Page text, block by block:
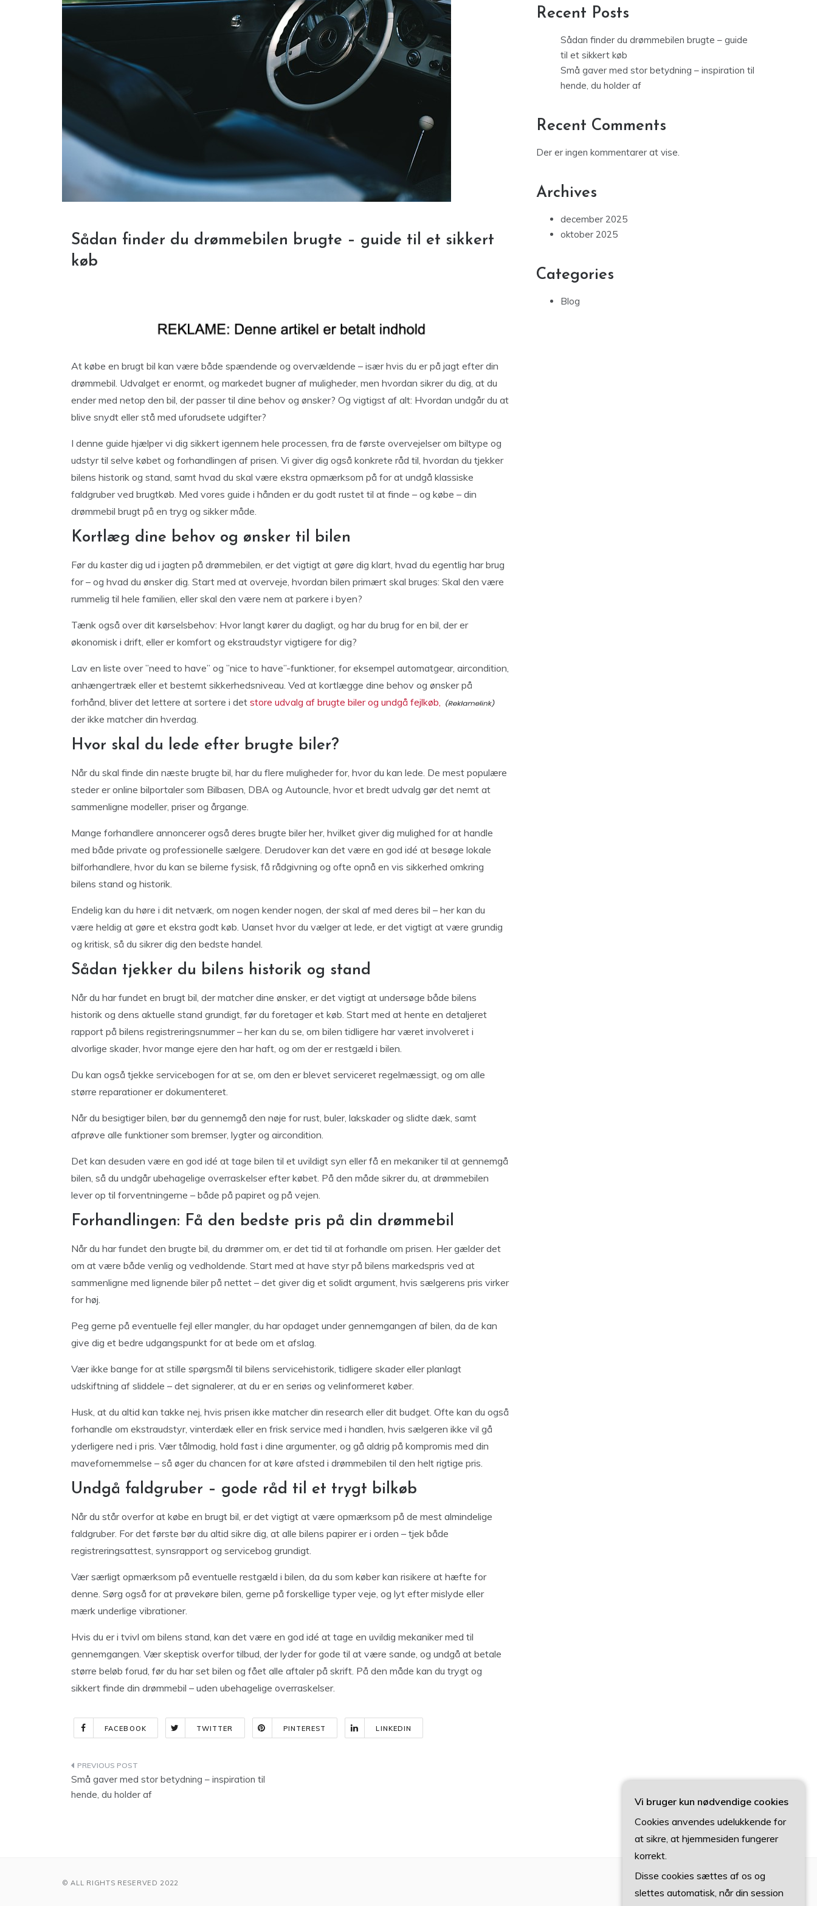
Sådan finder du drømmebilen brugte – guide til et sikkert
køb
At købe en brugt bil kan være både spændende og overvældende – især hvis du er på jagt efter din
drømmebil. Udvalget er enormt, og markedet bugner af muligheder, men hvordan sikrer du dig, at du
ender med netop den bil, der passer til dine behov og ønsker? Og vigtigst af alt: Hvordan undgår du at
blive snydt eller stå med uforudsete udgifter?
I denne guide hjælper vi dig sikkert igennem hele processen, fra de første overvejelser om biltype og
udstyr til selve købet og forhandlingen af prisen. Vi giver dig også konkrete råd til, hvordan du tjekker
bilens historik og stand, samt hvad du skal være ekstra opmærksom på for at undgå klassiske
faldgruber ved brugtkøb. Med vores guide i hånden er du godt rustet til at finde – og købe – din
drømmebil brugt på en tryg og sikker måde.
Kortlæg dine behov og ønsker til bilen
Før du kaster dig ud i jagten på drømmebilen, er det vigtigt at gøre dig klart, hvad du egentlig har brug
for – og hvad du ønsker dig. Start med at overveje, hvordan bilen primært skal bruges: Skal den være
rummelig til hele familien, eller skal den være nem at parkere i byen?
Tænk også over dit kørselsbehov: Hvor langt kører du dagligt, og har du brug for en bil, der er
økonomisk i drift, eller er komfort og ekstraudstyr vigtigere for dig?
Lav en liste over ”need to have” og ”nice to have”-funktioner, for eksempel automatgear, aircondition,
anhængertræk eller et bestemt sikkerhedsniveau. Ved at kortlægge dine behov og ønsker på
forhånd, bliver det lettere at sortere i det store udvalg af brugte biler og undgå fejlkøb,
der ikke matcher din hverdag.
Hvor skal du lede efter brugte biler?
Når du skal finde din næste brugte bil, har du flere muligheder for, hvor du kan lede. De mest populære
steder er online bilportaler som Bilbasen, DBA og Autouncle, hvor et bredt udvalg gør det nemt at
sammenligne modeller, priser og årgange.
Mange forhandlere annoncerer også deres brugte biler her, hvilket giver dig mulighed for at handle
med både private og professionelle sælgere. Derudover kan det være en god idé at besøge lokale
bilforhandlere, hvor du kan se bilerne fysisk, få rådgivning og ofte opnå en vis sikkerhed omkring
bilens stand og historik.
Endelig kan du høre i dit netværk, om nogen kender nogen, der skal af med deres bil – her kan du
være heldig at gøre et ekstra godt køb. Uanset hvor du vælger at lede, er det vigtigt at være grundig
og kritisk, så du sikrer dig den bedste handel.
Sådan tjekker du bilens historik og stand
Når du har fundet en brugt bil, der matcher dine ønsker, er det vigtigt at undersøge både bilens
historik og dens aktuelle stand grundigt, før du foretager et køb. Start med at hente en detaljeret
rapport på bilens registreringsnummer – her kan du se, om bilen tidligere har været involveret i
alvorlige skader, hvor mange ejere den har haft, og om der er restgæld i bilen.
Du kan også tjekke servicebogen for at se, om den er blevet serviceret regelmæssigt, og om alle
større reparationer er dokumenteret.
Når du besigtiger bilen, bør du gennemgå den nøje for rust, buler, lakskader og slidte dæk, samt
afprøve alle funktioner som bremser, lygter og aircondition.
Det kan desuden være en god idé at tage bilen til et uvildigt syn eller få en mekaniker til at gennemgå
bilen, så du undgår ubehagelige overraskelser efter købet. På den måde sikrer du, at drømmebilen
lever op til forventningerne – både på papiret og på vejen.
Forhandlingen: Få den bedste pris på din drømmebil
Når du har fundet den brugte bil, du drømmer om, er det tid til at forhandle om prisen. Her gælder det
om at være både venlig og vedholdende. Start med at have styr på bilens markedspris ved at
sammenligne med lignende biler på nettet – det giver dig et solidt argument, hvis sælgerens pris virker
for høj.
Peg gerne på eventuelle fejl eller mangler, du har opdaget under gennemgangen af bilen, da de kan
give dig et bedre udgangspunkt for at bede om et afslag.
Vær ikke bange for at stille spørgsmål til bilens servicehistorik, tidligere skader eller planlagt
udskiftning af sliddele – det signalerer, at du er en seriøs og velinformeret køber.
Husk, at du altid kan takke nej, hvis prisen ikke matcher din research eller dit budget. Ofte kan du også
forhandle om ekstraudstyr, vinterdæk eller en frisk service med i handlen, hvis sælgeren ikke vil gå
yderligere ned i pris. Vær tålmodig, hold fast i dine argumenter, og gå aldrig på kompromis med din
mavefornemmelse – så øger du chancen for at køre afsted i drømmebilen til den helt rigtige pris.
Undgå faldgruber – gode råd til et trygt bilkøb
Når du står overfor at købe en brugt bil, er det vigtigt at være opmærksom på de mest almindelige
faldgruber. For det første bør du altid sikre dig, at alle bilens papirer er i orden – tjek både
registreringsattest, synsrapport og servicebog grundigt.
Vær særligt opmærksom på eventuelle restgæld i bilen, da du som køber kan risikere at hæfte for
denne. Sørg også for at prøvekøre bilen, gerne på forskellige typer veje, og lyt efter mislyde eller
mærk underlige vibrationer.
Hvis du er i tvivl om bilens stand, kan det være en god idé at tage en uvildig mekaniker med til
gennemgangen. Vær skeptisk overfor tilbud, der lyder for gode til at være sande, og undgå at betale
større beløb forud, før du har set bilen og fået alle aftaler på skrift. På den måde kan du trygt og
sikkert finde din drømmebil – uden ubehagelige overraskelser.
FACEBOOK TWITTER PINTEREST LINKEDIN
Indlægsnavigation
Små gaver med stor betydning – inspiration til
hende, du holder af
Recent Posts
Sådan finder du drømmebilen brugte – guide
til et sikkert køb
Små gaver med stor betydning – inspiration til
hende, du holder af
Recent Comments
Der er ingen kommentarer at vise.
Archives
december 2025
oktober 2025
Categories
Blog
© ALL RIGHTS RESERVED 2022
Vi bruger kun nødvendige cookies
Cookies anvendes udelukkende for
at sikre, at hjemmesiden fungerer
korrekt.
Disse cookies sættes af os og
slettes automatisk, når din session